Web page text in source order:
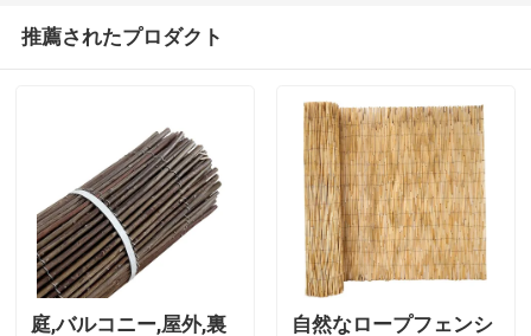
推薦されたプロダクト
庭,バルコニー,屋外,裏
自然なロープフェンシ